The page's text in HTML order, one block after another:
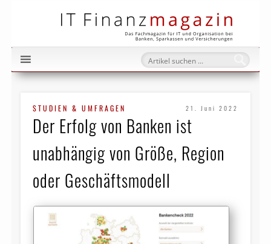
STUDIEN & UMFRAGEN 21. Juni 2022
Der Erfolg von Banken ist
unabhängig von Größe, Region
oder Geschäftsmodell